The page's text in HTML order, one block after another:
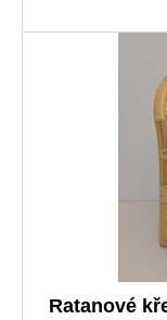
Ratanové